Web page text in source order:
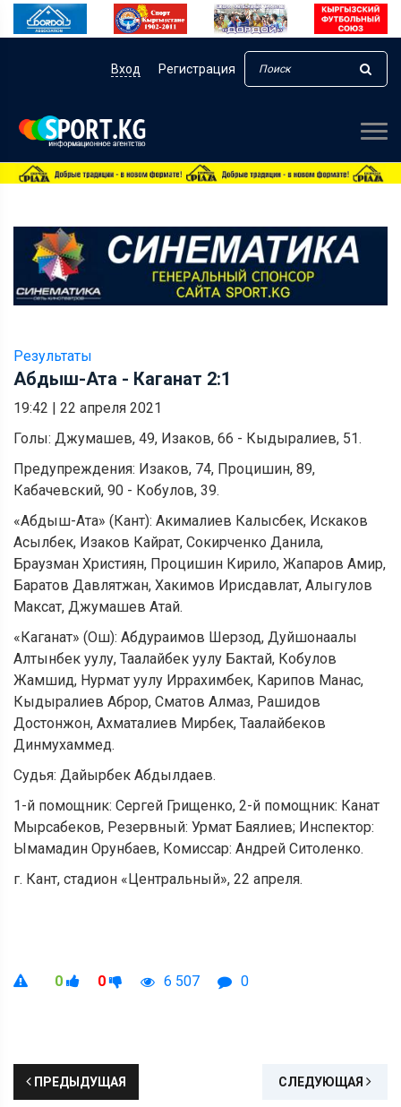
Вход Регистрация
Результаты
Абдыш-Ата - Каганат 2:1
19:42 | 22 апреля 2021
Голы: Джумашев, 49, Изаков, 66 - Кыдыралиев, 51.
Предупреждения: Изаков, 74, Процишин, 89,
Кабачевский, 90 - Кобулов, 39.
«Абдыш-Ата» (Кант): Акималиев Калысбек, Искаков
Асылбек, Изаков Кайрат, Сокирченко Данила,
Браузман Християн, Процишин Кирило, Жапаров Амир,
Баратов Давлятжан, Хакимов Ирисдавлат, Алыгулов
Максат, Джумашев Атай.
«Каганат» (Ош): Абдураимов Шерзод, Дуйшонаалы
Алтынбек уулу, Таалайбек уулу Бактай, Кобулов
Жамшид, Нурмат уулу Иррахимбек, Карипов Манас,
Кыдыралиев Аброр, Сматов Алмаз, Рашидов
Достонжон, Ахматалиев Мирбек, Таалайбеков
Динмухаммед.
Судья: Дайырбек Абдылдаев.
1-й помощник: Сергей Грищенко, 2-й помощник: Канат
Мырсабеков, Резервный: Урмат Баялиев; Инспектор:
Ымамадин Орунбаев, Комиссар: Андрей Ситоленко.
г. Кант, стадион «Центральный», 22 апреля.
0 0 6 507 0
ПРЕДЫДУЩАЯ СЛЕДУЮЩАЯ